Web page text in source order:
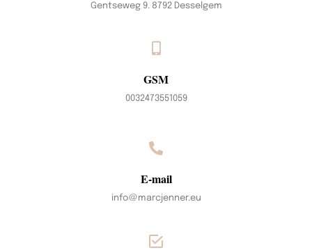
Gentseweg 9. 8792 Desselgem
GSM
0032473551059
E-mail
info@marcjenner.eu